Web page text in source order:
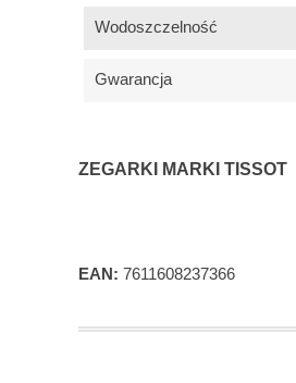
Wodoszczelność
Gwarancja
ZEGARKI MARKI TISSOT
EAN: 7611608237366